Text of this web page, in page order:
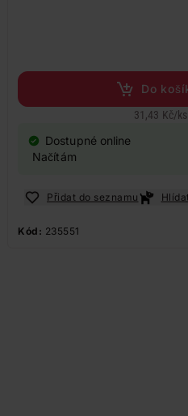
Do
31,43 Kč/ks
Dostupné online
Načítám
Přidat do seznamu
Kód: 235551